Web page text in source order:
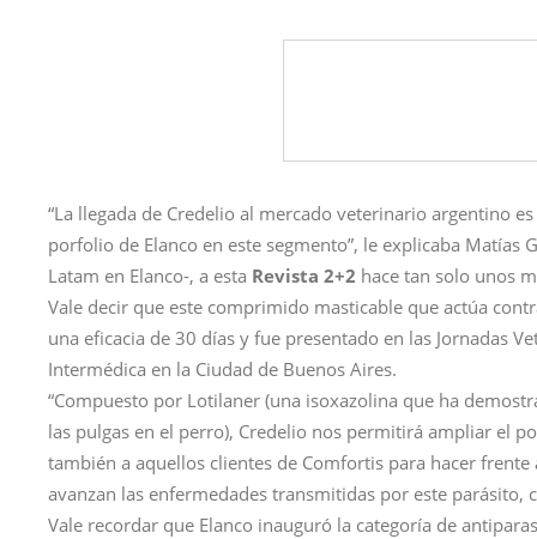
“La llegada de Credelio al mercado veterinario argentino
porfolio de Elanco en este segmento”, le explicaba Matías
Latam en Elanco-, a esta Revista 2+2 hace tan solo unos
Vale decir que este comprimido masticable que actúa
una eficacia de 30 días y fue presentado en las Jornadas
Intermédica en la Ciudad de Buenos Aires.
“Compuesto por Lotilaner (una isoxazolina que ha
las pulgas en el perro), Credelio nos permitirá ampliar el
también a aquellos clientes de Comfortis para hacer
avanzan las enfermedades transmitidas por este parásito,
Vale recordar que Elanco inauguró la categoría de